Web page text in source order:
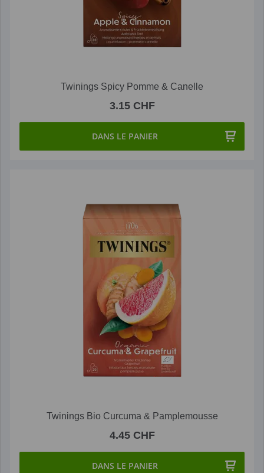
Twinings Spicy Pomme & Canelle
3.15 CHF
DANS LE PANIER
Twinings Bio Curcuma & Pamplemousse
4.45 CHF
DANS LE PANIER